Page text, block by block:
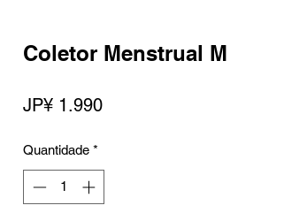
Coletor Menstrual M
JP¥ 1.990Preço
Quantidade *